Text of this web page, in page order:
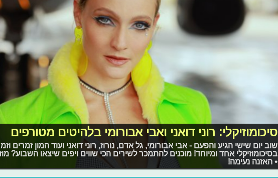
סיכומוזיקלי: רוני דואני ואבי אבורומי בלהיטים מטורפים
שוב יום שישי הגיע והפעם - אבי אבורומי, גל אדם, נורוז, רוני דואני ועוד המון זמרים
בסיכומוזיקלי אחד ומיוחד! מוכנים להתמכר לשירים הכי שווים ויפים שיצאו השבוע?
• האזנה נעימה!